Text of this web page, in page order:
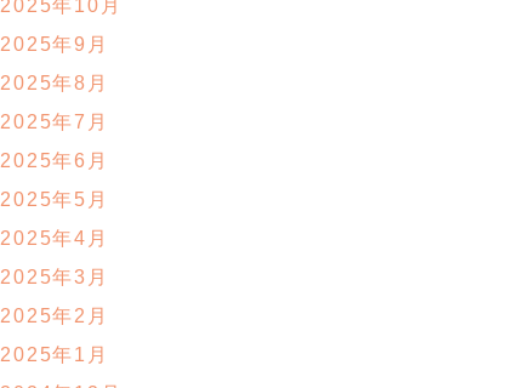
2025年10月
2025年9月
2025年8月
2025年7月
2025年6月
2025年5月
2025年4月
2025年3月
2025年2月
2025年1月